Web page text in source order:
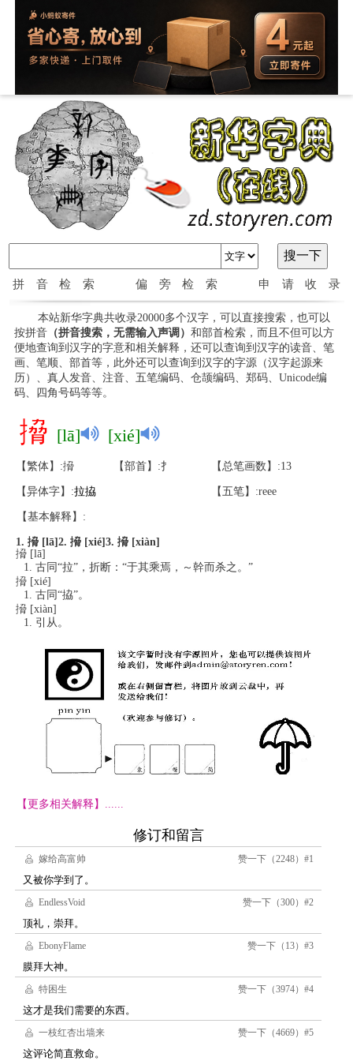
拼音检索 偏旁检索 申请收录
本站新华字典共收录20000多个汉字，可以直接搜索，也可以
按拼音（拼音搜索，无需输入声调） 和部首检索，而且不但可以方
便地查询到汉字的字意和相关解释，还可以查询到汉字的读音、笔
画、笔顺、部首等，此外还可以查询到汉字的字源（汉字起源来
历）、真人发音、注音、五笔编码、仓颉编码、郑码、Unicode编
码、四角号码等等。
搚 [lā] [xié]
【繁体】:搚 【部首】:扌 【总笔画数】:13
【异体字】:拉拹 【五笔】:reee
【基本解释】:
1. 搚 [lā] 2. 搚 [xié] 3. 搚 [xiàn]
搚 [lā]
古同“拉”，折断：“于其乘焉，～幹而杀之。”
搚 [xié]
古同“拹”。
搚 [xiàn]
引从。
【更多相关解释】......